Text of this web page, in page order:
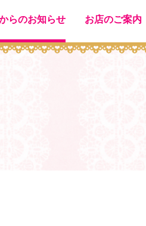
らのお知らせ お店のご案内